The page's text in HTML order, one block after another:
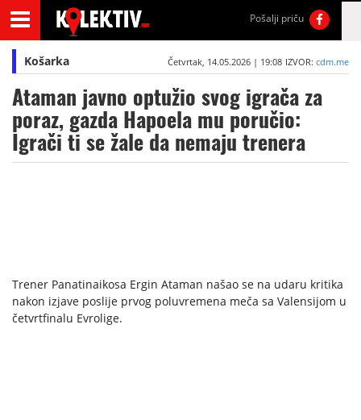
Pošalji priču
Košarka Četvrtak, 14.05.2026 | 19:08 IZVOR: cdm.me
Ataman javno optužio svog igrača za
poraz, gazda Hapoela mu poručio:
Igrači ti se žale da nemaju trenera
Trener Panatinaikosa Ergin Ataman našao se na udaru kritika
nakon izjave poslije prvog poluvremena meča sa Valensijom u
četvrtfinalu Evrolige.